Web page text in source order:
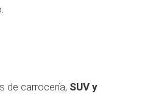
de carrocería, SUV y